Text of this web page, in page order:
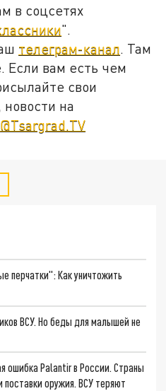
в соцсетях
".
телеграм-канал . Там
Если вам есть чем
свои
на
перчатки": Как уничтожить
ВСУ. Но беды для малышей не
ошибка Palantir в России. Страны
поставки оружия. ВСУ теряют